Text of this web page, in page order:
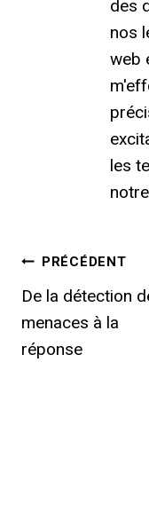
des
nos
web
les
de
l’article
PRÉCÉDENT
De la détection
menaces à la
réponse